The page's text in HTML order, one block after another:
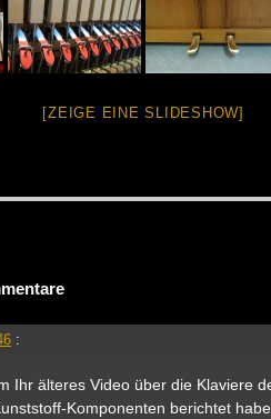
[ZEIGE EINE SLIDESHOW]
:
Ihr älteres Video über die Klaviere
Komponenten berichtet